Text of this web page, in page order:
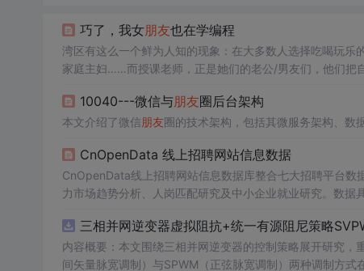
巧了，我女朋友也在学编程
湾区有这么一个鲜为人知的现象：在大多数人选择吃喝玩乐
家庭主妇……而授课老师，正是她们的老公/男友们，他们把自己的老婆聚集
10040---微信与朋友圈后台架构
本文介绍了微信朋友圈的技术架构，包括其微服务架构、数
CnOpenData 线上招聘网站信息数据
CnOpenData线上招聘网站信息数据库整合七大招聘平台
力市场趋势分析、人岗匹配研究及中小企业就业研究。数
三相并网逆变器虚拟阻抗+统一有源阻尼策略
内容概要：本文围绕三相并网逆变器的控制策略展开研究
间矢量脉宽调制）与SPWM（正弦脉宽调制）两种调制方